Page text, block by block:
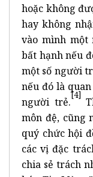
hoặc không
hay không
vào mình một
bất hạnh nếu
một số người
nếu đó là
người trẻ.
[4]
môn đệ, cũng
quý chức hội
các vị đặc
chia sẻ trách